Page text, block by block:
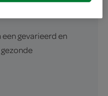
gevarieerd en